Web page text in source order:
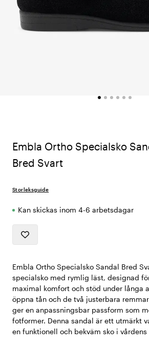
Embla Ortho Specialsko
Bred Svart
Storleksguide
Kan skickas inom 4-6 arbetsdagar
Embla Ortho Specialsko Sandal Bred
specialsko med rymlig läst, designad
maximal komfort och stöd under långa
öppna tån och de två justerbara
ger en anpassningsbar passform som
fotformer. Denna sandal är ett utmärkt
en funktionell och bekväm sko i